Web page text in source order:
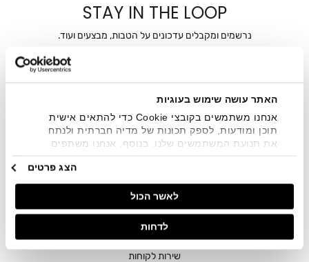
האתר עושה שימוש בעוגיות
אנחנו משתמשים בקובצי Cookie כדי להתאים אישית
תוכן ומודעות, לספק תכונות של מדיה חברתית ולנתח
את תנועת המשתמשים שלנו. בנוסף, אנחנו משתפים
מתחומי המדיה החברתית, הפרסום וניתוח הנתונים.
גורמים אלה עשויים לשלב את הנתונים האלה עם מידע
אחר שסיפקתם או שהם אספו בעקבות השימוש שעשיתם
בשירותים שלהם.
הצג פרטים
לאשר הכול
לדחות
STAY IN THE LOOP
נרשמים ומקבלים עדכונים על הטבות, מבצעים ועוד.
שיווקיים בכלל פרטי הקשר המצויים בידי החברה ובכלל זה דוא"ל
SMS ועוד. המידע ייאסף בהתאם למדיניות הפרטיות של החברה.
"צפייה במדיניות הפרטיות".
חנויות
שירות לקוחות